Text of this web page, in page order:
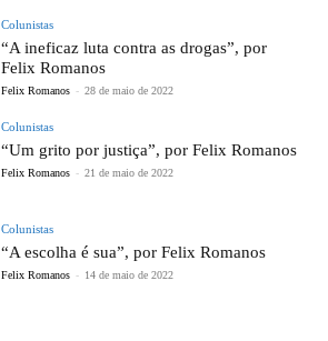
Colunistas
“A ineficaz luta contra as drogas”, por
Felix Romanos
Felix Romanos - 28 de maio de 2022
Colunistas
“Um grito por justiça”, por Felix Romanos
Felix Romanos - 21 de maio de 2022
Colunistas
“A escolha é sua”, por Felix Romanos
Felix Romanos - 14 de maio de 2022